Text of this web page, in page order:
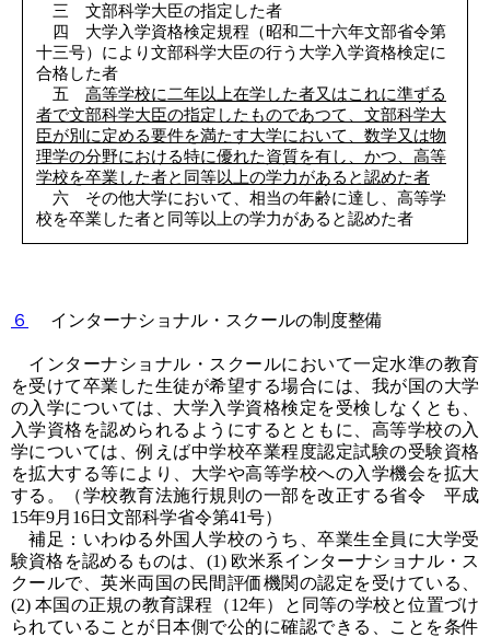
三 文部科学大臣の指定した者
四 大学入学資格検定規程（昭和二十六年文部省令第
十三号）により文部科学大臣の行う大学入学資格検定に
合格した者
五 高等学校に二年以上在学した者又はこれに準ずる
者で文部科学大臣の指定したものであつて、文部科学大
臣が別に定める要件を満たす大学において、数学又は物
理学の分野における特に優れた資質を有し、かつ、高等
学校を卒業した者と同等以上の学力があると認めた者
六 その他大学において、相当の年齢に達し、高等学
校を卒業した者と同等以上の学力があると認めた者
６ インターナショナル・スクールの制度整備
インターナショナル・スクールにおいて一定水準の教育
を受けて卒業した生徒が希望する場合には、我が国の大学
の入学については、大学入学資格検定を受検しなくとも、
入学資格を認められるようにするとともに、高等学校の入
学については、例えば中学校卒業程度認定試験の受験資格
を拡大する等により、大学や高等学校への入学機会を拡大
する。（学校教育法施行規則の一部を改正する省令 平成
15年9月16日文部科学省令第41号）
補足：いわゆる外国人学校のうち、卒業生全員に大学受
験資格を認めるものは、(1) 欧米系インターナショナル・ス
クールで、英米両国の民間評価機関の認定を受けている、
(2) 本国の正規の教育課程（12年）と同等の学校と位置づけ
られていることが日本側で公的に確認できる、ことを条件